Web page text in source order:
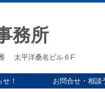
務所
太平洋桑名ビル６F
！ お問合せ・相談